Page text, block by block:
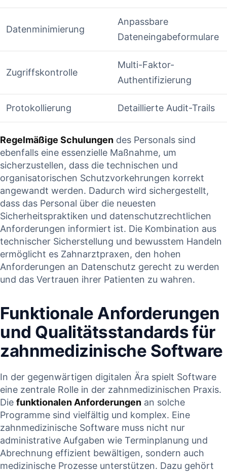
Datenminimierung
Anpassbare
Dateneingabeformulare
Zugriffskontrolle
Multi-Faktor-
Authentifizierung
Protokollierung Detaillierte Audit-Trails
Regelmäßige Schulungen des Personals sind​
ebenfalls⁤ eine essenzielle Maßnahme, um‌
sicherzustellen, dass⁣ die technischen und
⁣organisatorischen​ Schutzvorkehrungen korrekt⁢
angewandt werden. Dadurch wird sichergestellt,
dass das Personal über die ‍neuesten⁣
Sicherheitspraktiken⁣ und datenschutzrechtlichen
‍Anforderungen informiert ist. Die Kombination⁤ aus
technischer Sicherstellung und‌ bewusstem Handeln
ermöglicht ⁣es Zahnarztpraxen, den hohen
Anforderungen ‍an Datenschutz ⁢gerecht zu werden⁢
und ​das Vertrauen ihrer Patienten zu wahren.
Funktionale Anforderungen
und Qualitätsstandards⁤ für
zahnmedizinische Software
In der gegenwärtigen digitalen Ära ‌spielt Software
eine ‍zentrale Rolle in der zahnmedizinischen Praxis.
Die funktionalen Anforderungen an​ solche
Programme ‍sind⁣ vielfältig ⁣und komplex. Eine
zahnmedizinische Software muss nicht nur
administrative Aufgaben wie ​Terminplanung und ​
Abrechnung effizient‌ bewältigen,‍ sondern auch
medizinische ⁢Prozesse unterstützen.​ Dazu ⁢gehört